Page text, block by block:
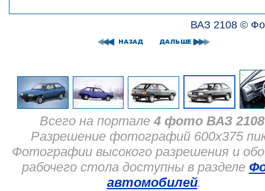
ВАЗ 2108 ©
Всего на портале 4 фото ВАЗ 2108
Разрешение фотографий 600x375
Фотографии высокого разрешения и
рабочего стола доступны в разделе
автомобилей.